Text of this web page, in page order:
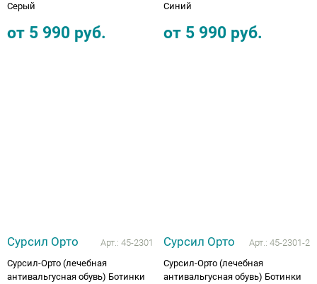
Серый
от 5 990 руб.
Синий
от 5 990 руб.
Сурсил Орто Арт.: 45-2301
Сурсил-Орто (лечебная
антивальгусная обувь) Ботинки
Сурсил Орто Арт.: 45-2301-2
Сурсил-Орто (лечебная
антивальгусная обувь) Ботинки